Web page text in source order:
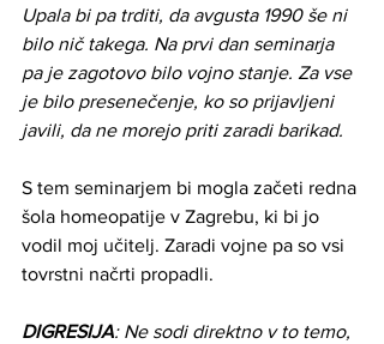
Upala bi pa trditi, da avgusta 1990 še ni
bilo nič takega. Na prvi dan seminarja
pa je zagotovo bilo vojno stanje. Za vse
je bilo presenečenje, ko so prijavljeni
javili, da ne morejo priti zaradi barikad.
S tem seminarjem bi mogla začeti redna
šola homeopatije v Zagrebu, ki bi jo
vodil moj učitelj. Zaradi vojne pa so vsi
tovrstni načrti propadli.
DIGRESIJA: Ne sodi direktno v to temo,